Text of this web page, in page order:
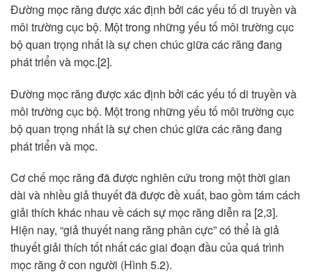
Đường mọc răng được xác định bởi các yếu tố di truyền và
môi trường cục bộ. Một trong những yếu tố môi trường cục
bộ quan trọng nhất là sự chen chúc giữa các răng đang
phát triển và mọc.[2].
Đường mọc răng được xác định bởi các yếu tố di truyền và
môi trường cục bộ. Một trong những yếu tố môi trường cục
bộ quan trọng nhất là sự chen chúc giữa các răng đang
phát triển và mọc.
Cơ chế mọc răng đã được nghiên cứu trong một thời gian
dài và nhiều giả thuyết đã được đề xuất, bao gồm tám cách
giải thích khác nhau về cách sự mọc răng diễn ra [2,3].
Hiện nay, “giả thuyết nang răng phân cực” có thể là giả
thuyết giải thích tốt nhất các giai đoạn đầu của quá trình
mọc răng ở con người (Hình 5.2).